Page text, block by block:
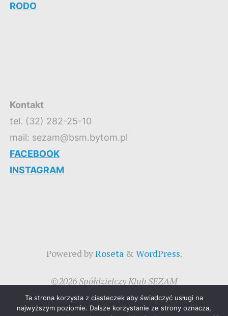
RODO
Kontakt
tel. (32) 282-25-10
mail: sezam@bsm.bytom.pl
FACEBOOK
INSTAGRAM
Powered byRoseta& WordPress.
©2026 Spółdzielczy Klub SEZAM
Ta strona korzysta z ciasteczek aby świadczyć usługi na
najwyższym poziomie. Dalsze korzystanie ze strony oznacza,